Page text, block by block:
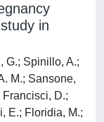
in
G.; Spinillo, A.;
M.; Sansone,
Francisci, D.;
E.; Floridia, M.;